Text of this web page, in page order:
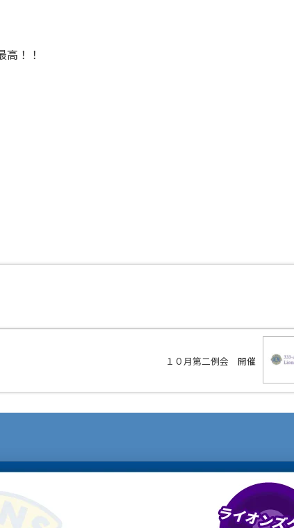
！！
１０月第二例会 開催